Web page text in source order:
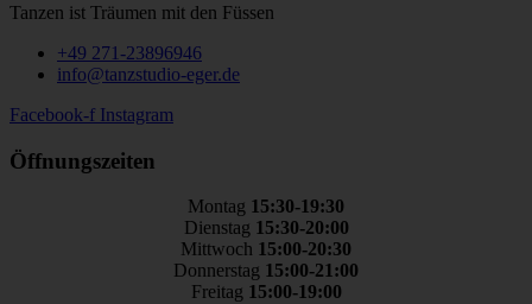
Tanzen ist Träumen mit den Füssen
+49 271-23896946
info@tanzstudio-eger.de
Facebook-f Instagram
Öffnungszeiten
Montag 15:30-19:30
Dienstag 15:30-20:00
Mittwoch 15:00-20:30
Donnerstag 15:00-21:00
Freitag 15:00-19:00